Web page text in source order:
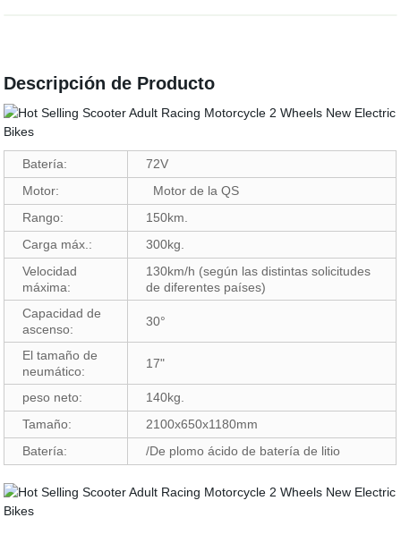
Descripción de Producto
Batería:
72V
Motor:
Motor de la QS
Rango:
150km.
Carga máx.:
300kg.
Velocidad
máxima:
130km/h (según las distintas solicitudes
de diferentes países)
Capacidad de
ascenso:
30°
El tamaño de
neumático:
17"
peso neto:
140kg.
Tamaño:
2100x650x1180mm
Batería:
/De plomo ácido de batería de litio